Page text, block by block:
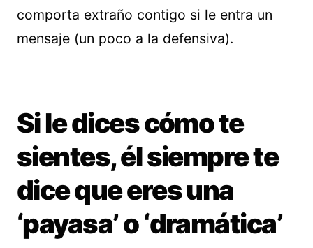
comporta extraño contigo si le entra un
mensaje (un poco a la defensiva).
Si le dices cómo te
sientes, él siempre te
dice que eres una
‘payasa’ o ‘dramática’